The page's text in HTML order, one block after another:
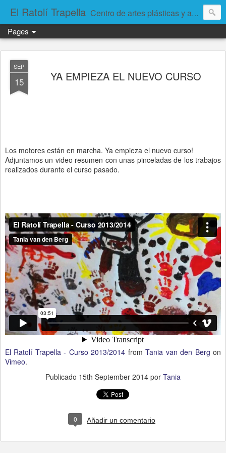
El Ratolí Trapella Centro de artes plásticas y arteterapia.
Pages
SEP
15 YA EMPIEZA EL NUEVO CURSO
Los motores están en marcha. Ya empieza el nuevo curso!
Adjuntamos un video resumen con unas pinceladas de los trabajos
realizados durante el curso pasado.
El Ratolí Trapella - Curso 2013/2014 fromTania van den Berg on
Vimeo.
Publicado 15th September 2014 por Tania
0 Añadir un comentario